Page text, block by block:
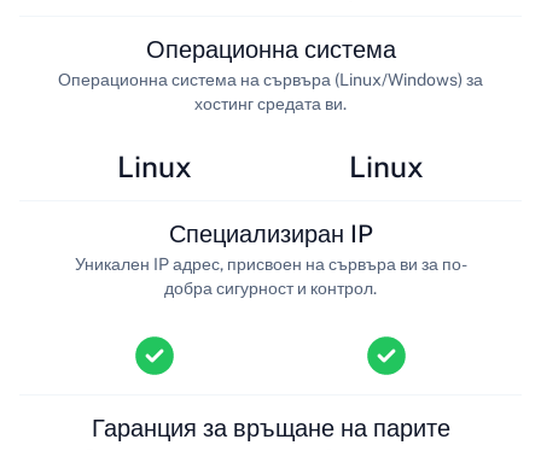
Linux
Операционна система
Операционна система на сървъра (Linux/Windows) за
хостинг средата ви.
Linux
Специализиран IP
Уникален IP адрес, присвоен на сървъра ви за по-
добра сигурност и контрол.
Гаранция за връщане на парите